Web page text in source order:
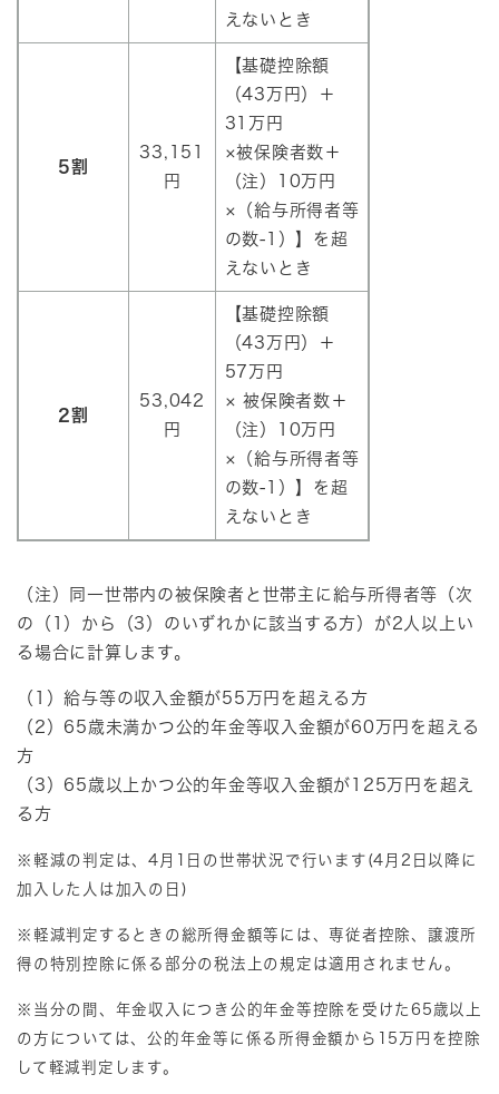
えないとき
5割
33,151
円
【基礎控除額
（43万円）＋
31万円
×被保険者数＋
（注）10万円
×（給与所得者等
の数-1）】を超
えないとき
2割
53,042
円
【基礎控除額
（43万円）＋
57万円
× 被保険者数＋
（注）10万円
×（給与所得者等
の数-1）】を超
えないとき
（注）同一世帯内の被保険者と世帯主に給与所得者等（次
の（1）から（3）のいずれかに該当する方）が2人以上い
る場合に計算します。
（1）給与等の収入金額が55万円を超える方
（2）65歳未満かつ公的年金等収入金額が60万円を超える
方
（3）65歳以上かつ公的年金等収入金額が125万円を超え
る方
※軽減の判定は、4月1日の世帯状況で行います(4月2日以降に
加入した人は加入の日)
※軽減判定するときの総所得金額等には、専従者控除、譲渡所
得の特別控除に係る部分の税法上の規定は適用されません。
※当分の間、年金収入につき公的年金等控除を受けた65歳以上
の方については、公的年金等に係る所得金額から15万円を控除
して軽減判定します。